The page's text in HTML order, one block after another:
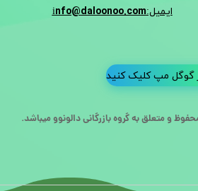
و متعلق به گروه بازرگانی دالونوو میباشد.
ایمیل:info@daloonoo.com
گوگل مپ کلیک کنید